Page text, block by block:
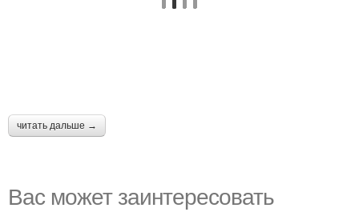
читать дальше →
Вас может заинтересовать